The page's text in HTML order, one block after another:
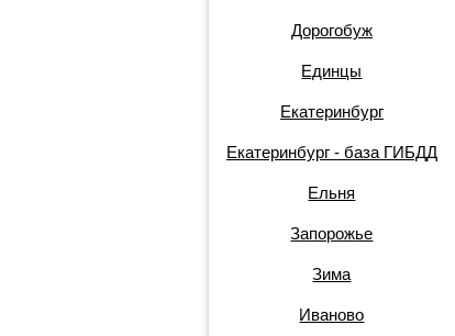
Дорогобуж
Единцы
Екатеринбург
Екатеринбург - база ГИБДД
Ельня
Запорожье
Зима
Иваново